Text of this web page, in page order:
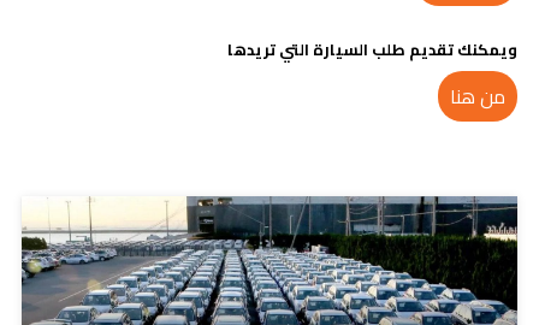
ويمكنك تقديم طلب السيارة التي تريدها
من هنا